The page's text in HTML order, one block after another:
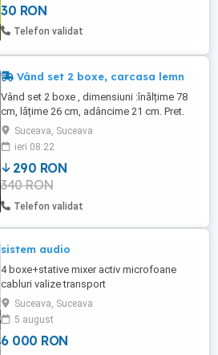
30 RON
Telefon validat
Vând set 2 boxe, carcasa lemn
Vând set 2 boxe , dimensiuni :înălțime 78
cm, lățime 26 cm, adâncime 21 cm. Pret.
340 lei negociabil pentru set Tel. ras
Suceava
Suceava, Suceava
ieri 08:22
290 RON
340 RON
Telefon validat
sistem audio
4 boxe+stative mixer activ microfoane
cabluri valize transport
Suceava, Suceava
5 august
6 000 RON